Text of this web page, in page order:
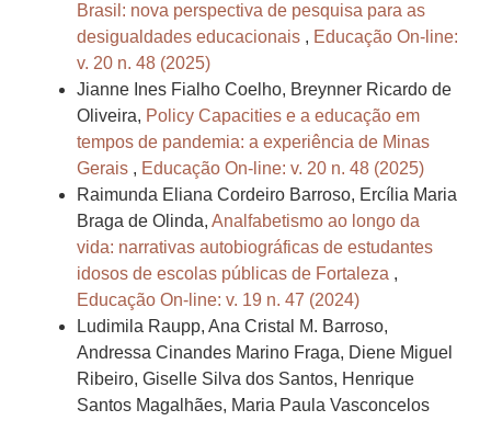
Brasil: nova perspectiva de pesquisa para as
desigualdades educacionais , Educação On-line:
v. 20 n. 48 (2025)
Jianne Ines Fialho Coelho, Breynner Ricardo de
Oliveira, Policy Capacities e a educação em
tempos de pandemia: a experiência de Minas
Gerais , Educação On-line: v. 20 n. 48 (2025)
Raimunda Eliana Cordeiro Barroso, Ercília Maria
Braga de Olinda, Analfabetismo ao longo da
vida: narrativas autobiográficas de estudantes
idosos de escolas públicas de Fortaleza ,
Educação On-line: v. 19 n. 47 (2024)
Ludimila Raupp, Ana Cristal M. Barroso,
Andressa Cinandes Marino Fraga, Diene Miguel
Ribeiro, Giselle Silva dos Santos, Henrique
Santos Magalhães, Maria Paula Vasconcelos